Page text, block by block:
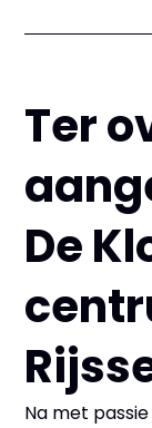
Ter
De
Na met